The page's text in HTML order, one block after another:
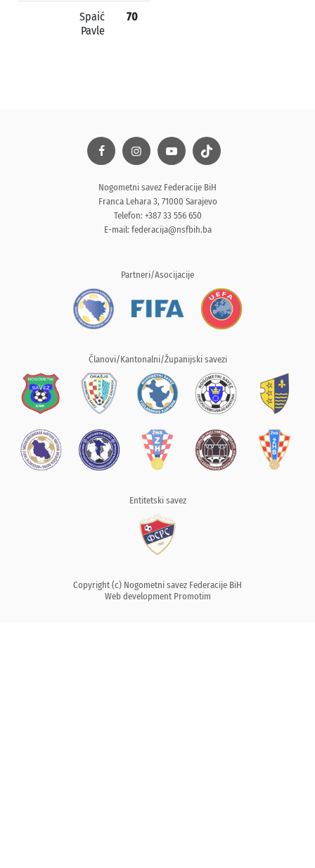
Spaić
Pavle
70
Nogometni savez Federacije BiH
Franca Lehara 3, 71000 Sarajevo
Telefon: +387 33 556 650
E-mail: federacija@nsfbih.ba
Partneri/Asocijacije
Članovi/Kantonalni/Županijski savezi
Entitetski savez
Copyright (c) Nogometni savez Federacije BiH
Web development Promotim